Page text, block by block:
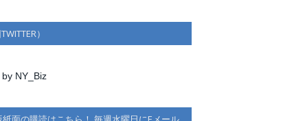
）
NY_Biz